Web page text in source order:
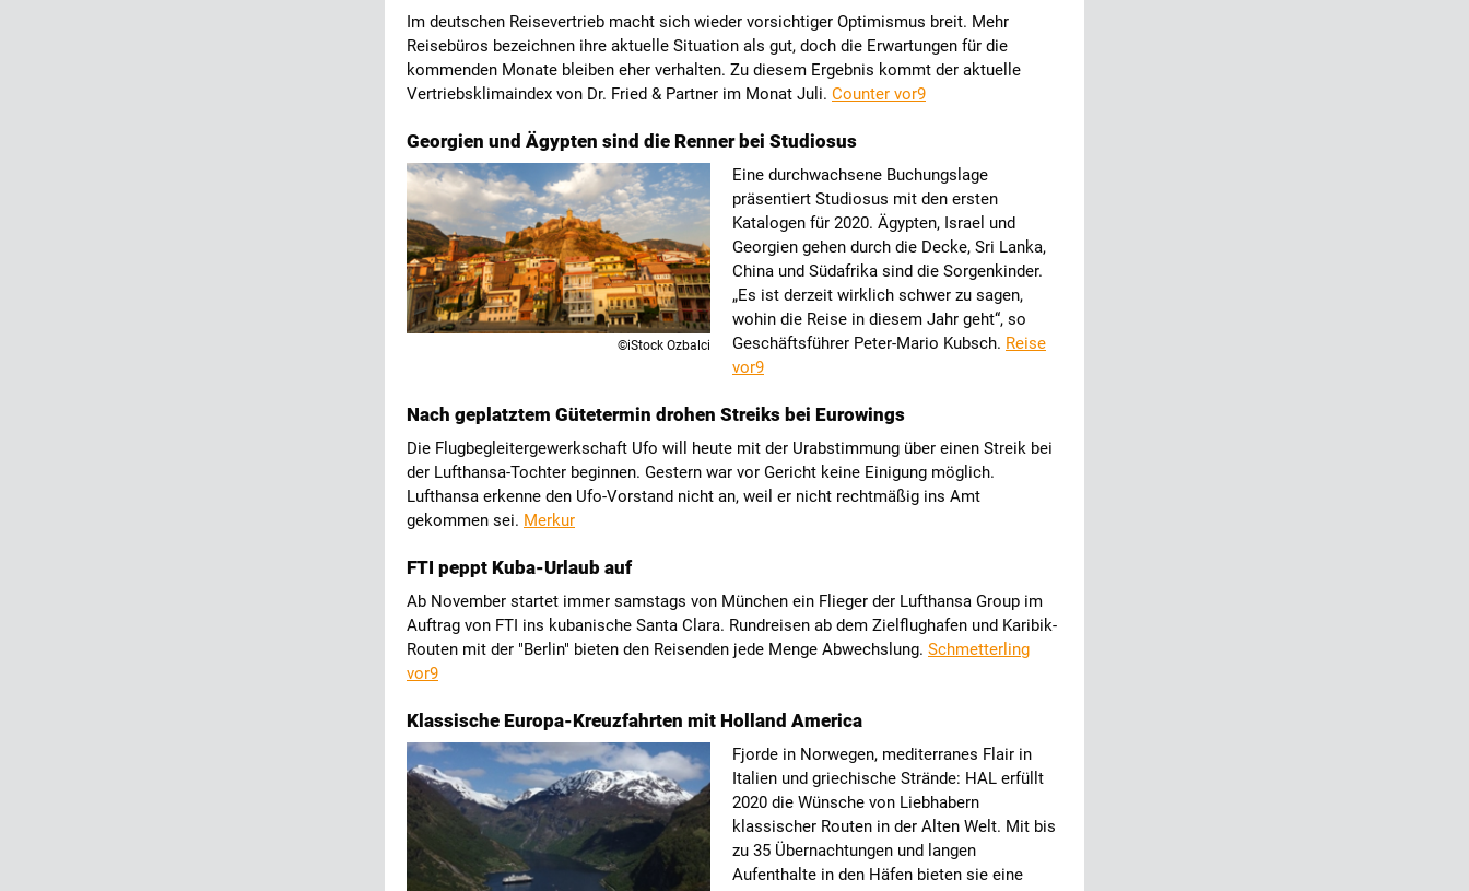
Im deutschen Reisevertrieb macht sich wieder vorsichtiger Optimismus breit. Mehr
Reisebüros bezeichnen ihre aktuelle Situation als gut, doch die Erwartungen für die
kommenden Monate bleiben eher verhalten. Zu diesem Ergebnis kommt der aktuelle
Vertriebsklimaindex von Dr. Fried & Partner im Monat Juli. Counter vor9
Georgien und Ägypten sind die Renner bei Studiosus
©iStock Ozbalci
Eine durchwachsene Buchungslage
präsentiert Studiosus mit den ersten
Katalogen für 2020. Ägypten, Israel und
Georgien gehen durch die Decke, Sri Lanka,
China und Südafrika sind die Sorgenkinder.
„Es ist derzeit wirklich schwer zu sagen,
wohin die Reise in diesem Jahr geht“, so
Geschäftsführer Peter-Mario Kubsch. Reise
vor9
Nach geplatztem Gütetermin drohen Streiks bei Eurowings
Die Flugbegleitergewerkschaft Ufo will heute mit der Urabstimmung über einen Streik bei
der Lufthansa-Tochter beginnen. Gestern war vor Gericht keine Einigung möglich.
Lufthansa erkenne den Ufo-Vorstand nicht an, weil er nicht rechtmäßig ins Amt
gekommen sei. Merkur
FTI peppt Kuba-Urlaub auf
Ab November startet immer samstags von München ein Flieger der Lufthansa Group im
Auftrag von FTI ins kubanische Santa Clara. Rundreisen ab dem Zielflughafen und Karibik-
Routen mit der "Berlin" bieten den Reisenden jede Menge Abwechslung. Schmetterling
vor9
Klassische Europa-Kreuzfahrten mit Holland America
Fjorde in Norwegen, mediterranes Flair in
Italien und griechische Strände: HAL erfüllt
2020 die Wünsche von Liebhabern
klassischer Routen in der Alten Welt. Mit bis
zu 35 Übernachtungen und langen
Aufenthalte in den Häfen bieten sie eine